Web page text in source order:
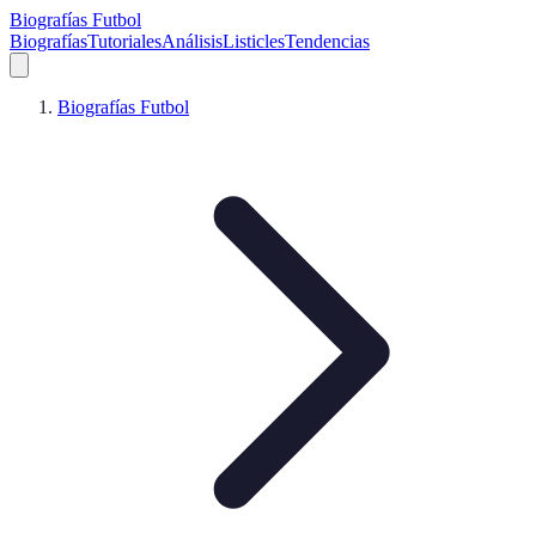
Biografías Futbol
BiografíasTutorialesAnálisisListiclesTendencias
Biografías Futbol